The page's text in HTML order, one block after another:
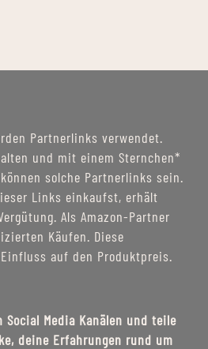
Partnerlinks verwendet.
und mit einem Sternchen*
solche Partnerlinks sein.
Links einkaufst, erhält
Als Amazon-Partner
Käufen. Diese
auf den Produktpreis.
Media Kanälen und teile
deine Erfahrungen rund um